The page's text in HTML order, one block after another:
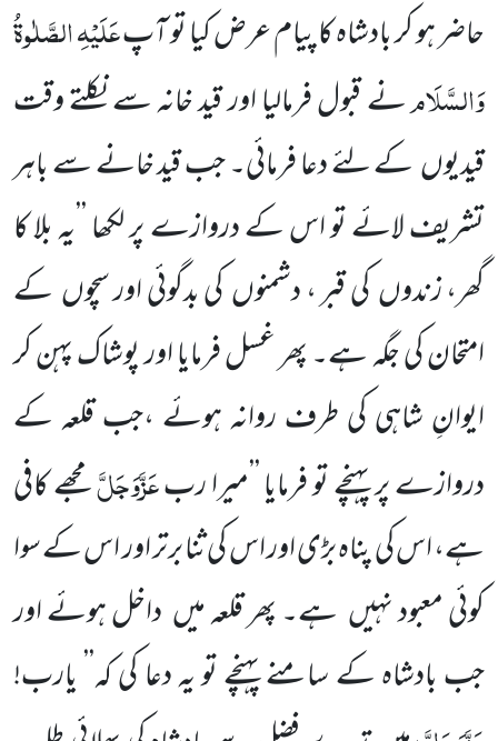
حاضر ہو کر بادشاہ کا پیام عرض کیا تو آپعَلَیْہِ الصَّلٰوۃُ
وَالسَّلَامنے قبول فرمالیا اور قید خانہ سے نکلتے وقت
قیدیوںکے لئے دعا فرمائی۔ جب قید خانے سے باہر
تشریف لائے تو اس کے دروازے پر لکھا ’’یہ بلا کا
گھر، زندوںکی قبر ، دشمنوںکی بدگوئی اور سچوںکے
امتحان کی جگہ ہے۔ پھر غسل فرمایا اورپوشاک پہن کر
ایوانِ شاہی کی طرف روانہ ہوئے ،جب قلعہ کے
دروازے پر پہنچے تو فرمایا ’’میرا ربعَزَّوَجَلَّمجھے کافی
ہے،اس کی پناہ بڑی اور اس کی ثنا برتر اور اس کے سوا
کوئی معبود نہیں ہے۔ پھر قلعہ میں داخل ہوئے اور
جب بادشاہ کے سامنے پہنچے تو یہ دعا کی کہ’’ یارب!